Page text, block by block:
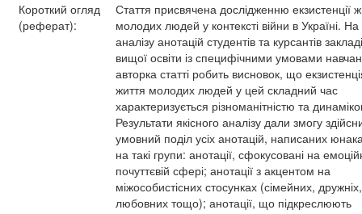
Короткий огляд
(реферат):
Стаття присвячена дослідженню екзистенції
молодих людей у контексті війни в Україні. На
аналізу анотацій студентів та курсантів
вищої освіти із специфічними умовами
авторка статті робить висновок, що
життя молодих людей у цей складний час
характеризується різноманітністю та
Результати якісного аналізу дали змогу
умовний поділ усіх анотацій, написаних
на такі групи: анотації, сфокусовані на
почуттєвій сфері; анотації з акцентом на
міжособистісних стосунках (сімейних, дружніх,
любовних тощо); анотації, що підкреслюють